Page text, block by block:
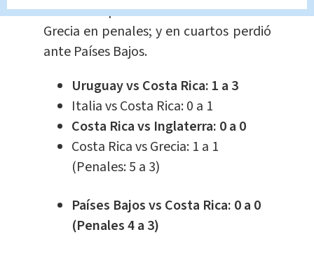
Mientras que en octavos venció a
Grecia en penales; y en cuartos perdió
ante Países Bajos.
Uruguay vs Costa Rica: 1 a 3
Italia vs Costa Rica: 0 a 1
Costa Rica vs Inglaterra: 0 a 0
Costa Rica vs Grecia: 1 a 1
(Penales: 5 a 3)
Países Bajos vs Costa Rica: 0 a 0
(Penales 4 a 3)